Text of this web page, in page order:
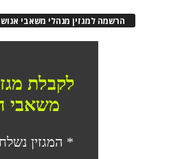
הרשמה למגזין מנהלי משאבי אנוש